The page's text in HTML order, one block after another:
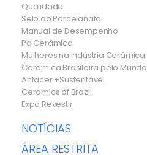
Qualidade
Selo do Porcelanato
Manual de Desempenho
Pq Cerâmica
Mulheres na Indústria Cerâmica
Cerâmica Brasileira pelo Mundo
Anfacer +Sustentável
Ceramics of Brazil
Expo Revestir
NOTÍCIAS
ÁREA RESTRITA